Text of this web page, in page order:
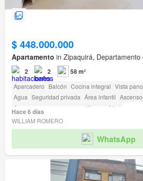
$ 448.000.000
Apartamento in Zipaquirá,
2 2 58 m²
Aparcadero Balcón Cocina integral Vista
Agua Seguridad privada Área infantil
Acceso para personas con discapacidad
Hace 6 días
WILLIAM ROMERO
WhatsApp